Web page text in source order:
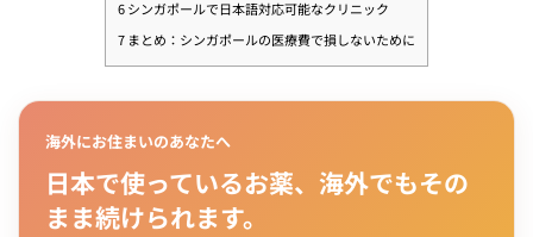
6シンガポールで日本語対応可能なクリニック
7 まとめ：シンガポールの医療費で損しないために
海外にお住まいのあなたへ
日本で使っているお薬、海外でもその
まま続けられます。